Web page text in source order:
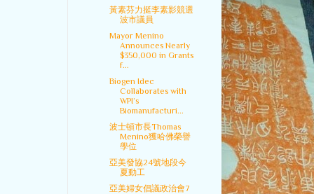
黃素芬力挺李素影競選
波市議員
Mayor Menino
Announces Nearly
$350,000 in Grants
f...
Biogen Idec
Collaborates with
WPI’s
Biomanufacturi...
波士頓市長Thomas
Menino獲哈佛榮譽
學位
亞美發協24號地段今
夏動工
亞美婦女倡議政治會7